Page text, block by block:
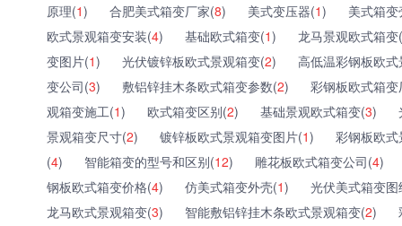
原理(1) 合肥美式箱变厂家(8) 美式变压器(1)
美式箱
欧式景观箱变安装(4) 基础欧式箱变(1)
龙马景观欧式箱变(
变图片(1) 光伏镀锌板欧式景观箱变(2)
高低温彩钢板欧
变公司(3) 敷铝锌挂木条欧式箱变参数(2)
彩钢板欧式箱
观箱变施工(1) 欧式箱变区别(2) 基础景观欧式箱变(3)
景观箱变尺寸(2) 镀锌板欧式景观箱变图片(1)
彩钢板欧
(4) 智能箱变的型号和区别(12) 雕花板欧式箱变公司(4)
钢板欧式箱变价格(4) 仿美式箱变外壳(1)
光伏美式箱变图
龙马欧式景观箱变(3) 智能敷铝锌挂木条欧式景观箱变(2)